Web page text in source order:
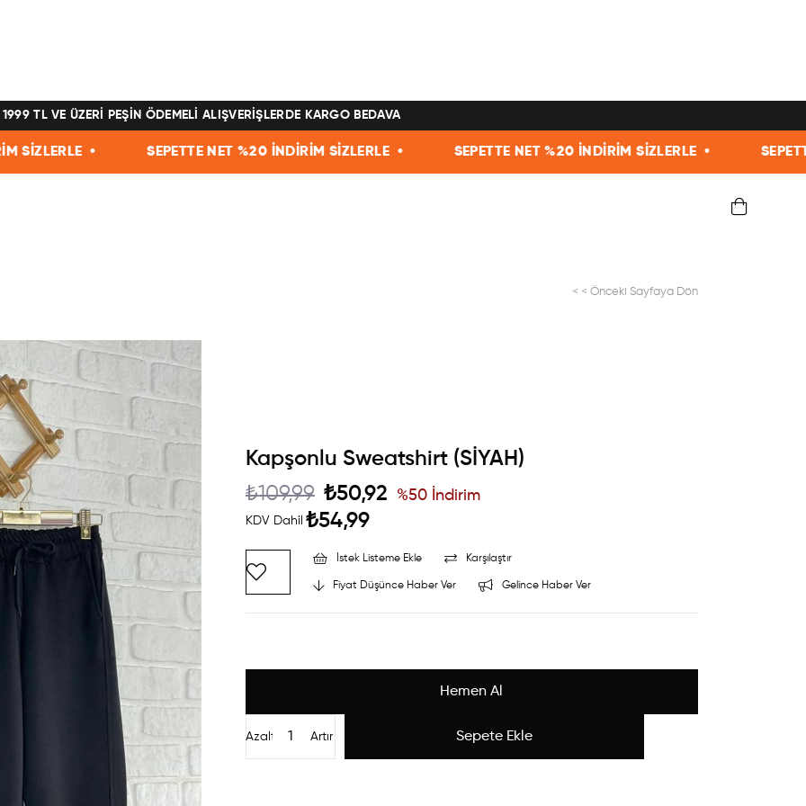
1999 TL VE ÜZERİ PEŞİN ÖDEMELİ ALIŞVERİŞLERDE KARGO BEDAVA
SEPETTE NET %20 İNDİRİM SİZLERLE • SEPETTE NET %20 İNDİRİM SİZLERLE • SEPETTE NET %20
< < Önceki Sayfaya Dön
Kapşonlu Sweatshirt (SİYAH)
₺109,99 ₺50,92
KDV Dahil ₺54,99
%50İndirim
İstek Listeme Ekle Karşılaştır
Fiyat Düşünce Haber Ver Gelince Haber Ver
Artır
Azalt